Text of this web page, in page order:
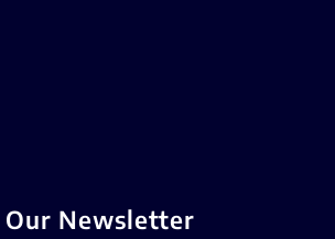
Our Newsletter